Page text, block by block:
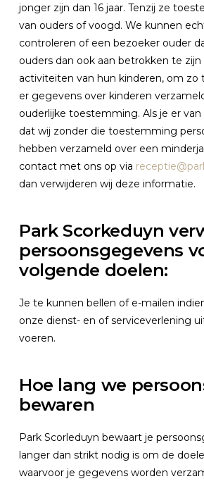
jonger zijn dan 16 jaar. Tenzij ze
van ouders of voogd. We kunnen
controleren of een bezoeker ouder
ouders dan ook aan betrokken te zijn
activiteiten van hun kinderen, om
er gegevens over kinderen
ouderlijke toestemming. Als je er
dat wij zonder die toestemming
hebben verzameld over een
contact met ons op via
dan verwijderen wij deze informatie.
Park Scorkeduyn
persoonsgegevens
volgende doelen:
Je te kunnen bellen of e-mailen
onze dienst- en of serviceverlening
voeren.
Hoe lang we
bewaren
Park Scorleduyn bewaart je
langer dan strikt nodig is om de
waarvoor je gegevens worden